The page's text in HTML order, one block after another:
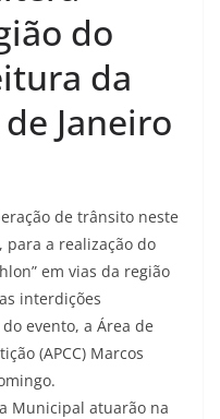
do
da
Janeiro
de trânsito neste
para a realização do
em vias da região
interdições
evento, a Área de
(APCC) Marcos
Municipal atuarão na